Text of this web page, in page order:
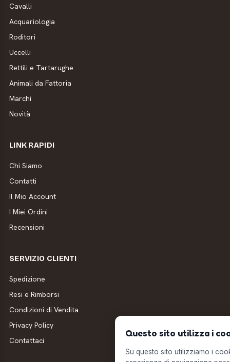
Cavalli
Acquariologia
Roditori
Uccelli
Rettili e Tartarughe
Animali da Fattoria
Marchi
Novità
LINK RAPIDI
Chi Siamo
Contatti
Il Mio Account
I Miei Ordini
Recensioni
SERVIZIO CLIENTI
Spedizione
Resi e Rimborsi
Condizioni di Vendita
Privacy Policy
Contattaci
Questo sito utilizza i
Su questo sito utilizziamo i